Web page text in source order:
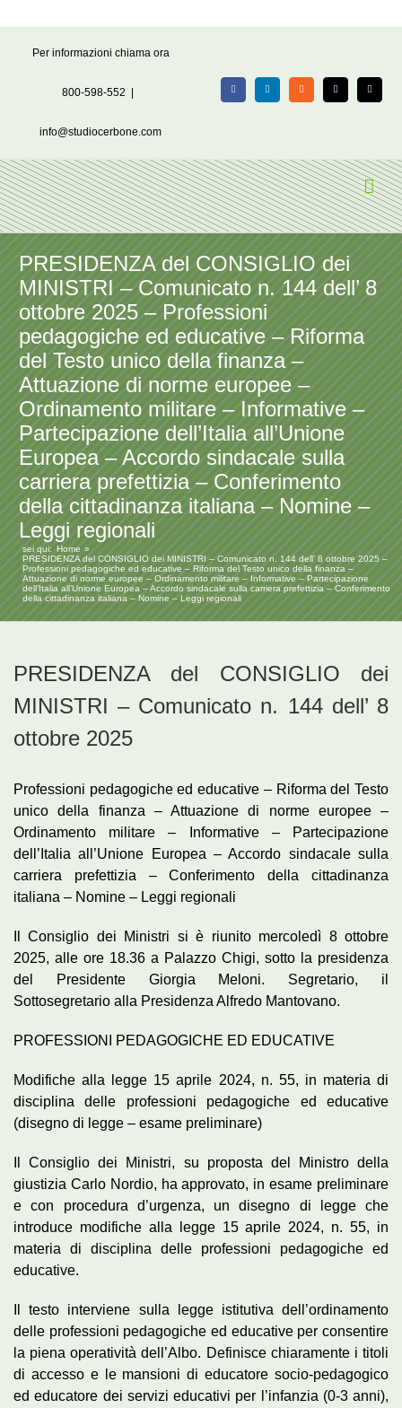
Per informazioni chiama ora
800-598-552
info@studiocerbone.com
FacebookLinkedIn Rss X Email
PRESIDENZA del CONSIGLIO dei
MINISTRI – Comunicato n. 144 dell’ 8
ottobre 2025 – Professioni
pedagogiche ed educative – Riforma
del Testo unico della finanza –
Attuazione di norme europee –
Ordinamento militare – Informative –
Partecipazione dell’Italia all’Unione
Europea – Accordo sindacale sulla
carriera prefettizia – Conferimento
della cittadinanza italiana – Nomine –
Leggi regionali
sei qui:
Home
PRESIDENZA del CONSIGLIO dei MINISTRI – Comunicato n. 144 dell’ 8 ottobre 2025 –
Professioni pedagogiche ed educative – Riforma del Testo unico della finanza –
Attuazione di norme europee – Ordinamento militare – Informative – Partecipazione
dell’Italia all’Unione Europea – Accordo sindacale sulla carriera prefettizia – Conferimento
della cittadinanza italiana – Nomine – Leggi regionali
PRESIDENZA del CONSIGLIO dei
MINISTRI – Comunicato n. 144 dell’ 8
ottobre 2025
Professioni pedagogiche ed educative – Riforma del Testo
unico della finanza – Attuazione di norme europee –
Ordinamento militare – Informative – Partecipazione
dell’Italia all’Unione Europea – Accordo sindacale sulla
carriera prefettizia – Conferimento della cittadinanza
italiana – Nomine – Leggi regionali
Il Consiglio dei Ministri si è riunito mercoledì 8 ottobre
2025, alle ore 18.36 a Palazzo Chigi, sotto la presidenza
del Presidente Giorgia Meloni. Segretario, il
Sottosegretario alla Presidenza Alfredo Mantovano.
PROFESSIONI PEDAGOGICHE ED EDUCATIVE
Modifiche alla legge 15 aprile 2024, n. 55, in materia di
disciplina delle professioni pedagogiche ed educative
(disegno di legge – esame preliminare)
Il Consiglio dei Ministri, su proposta del Ministro della
giustizia Carlo Nordio, ha approvato, in esame preliminare
e con procedura d’urgenza, un disegno di legge che
introduce modifiche alla legge 15 aprile 2024, n. 55, in
materia di disciplina delle professioni pedagogiche ed
educative.
Il testo interviene sulla legge istitutiva dell’ordinamento
delle professioni pedagogiche ed educative per consentire
la piena operatività dell’Albo. Definisce chiaramente i titoli
di accesso e le mansioni di educatore socio-pedagogico
ed educatore dei servizi educativi per l’infanzia (0-3 anni),